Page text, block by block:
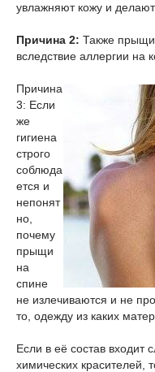
увлажняют кожу и
Причина 2: Также прыщи
вследствие аллергии на
Причина
3: Если
же
гигиена
строго
соблюда
ется и
непонят
но,
почему
прыщи
на
спине
не излечиваются и не
то, одежду из каких
Если в её состав входит
химических красителей,